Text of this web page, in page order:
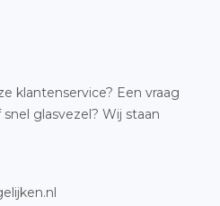
klantenservice? Een vraag
glasvezel? Wij staan